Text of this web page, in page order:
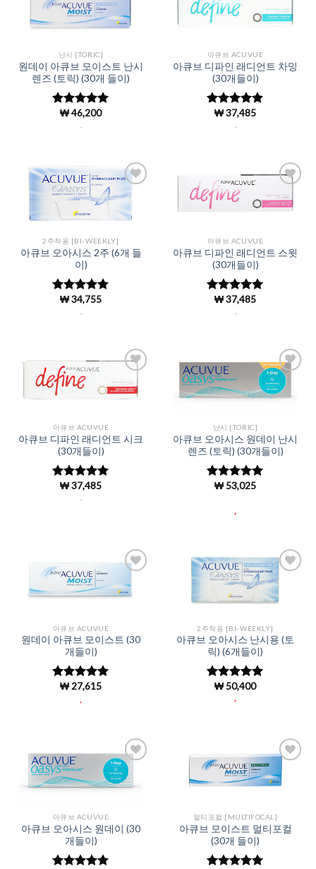
Add to
Wishlist
난시 [TORIC]
원데이 아큐브 모이스트 난시
렌즈 (토릭) (30개 들이)
5 중에서
로 평
₩46,200
Add to
Wishlist
아큐브 ACUVUE
아큐브 디파인 래디언트 차밍
(30개들이)
5 중에서
로 평
₩37,485
Add to
Wishlist
2주착용 [BI-WEEKLY]
아큐브 오아시스 2주 (6개 들
이)
5 중에서
로 평
₩34,755
Add to
Wishlist
아큐브 ACUVUE
아큐브 디파인 래디언트 스윗
(30개들이)
5 중에서
로 평
₩37,485
Add to
Wishlist
아큐브 ACUVUE
아큐브 디파인 래디언트 시크
(30개들이)
5 중에서
로 평
₩37,485
Add to
Wishlist
난시 [TORIC]
아큐브 오아시스 원데이 난시
렌즈 (토릭) (30개들이)
5 중에서
₩53,025
.
Wishlist
아큐브 ACUVUE
원데이 아큐브 모이스트 (30
개들이)
5 중에서
로 평
₩27,615
.
Add to
Wishlist
2주착용 [BI-WEEKLY]
아큐브 오아시스 난시용 (토
릭) (6개들이)
5 중에서
로 평
₩50,400
.
Add to
Wishlist
아큐브 ACUVUE
아큐브 오아시스 원데이 (30
개들이)
Add to
Wishlist
멀티포컬 [MULTIFOCAL]
아큐브 모이스트 멀티포컬
(30개 들이)